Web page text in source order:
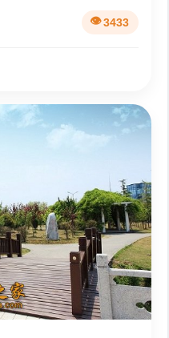
3433